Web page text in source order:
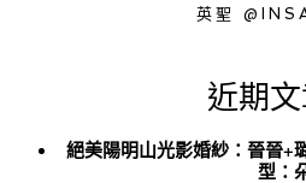
英聖
近期
絕美陽明山光影婚紗：晉晉+
型：